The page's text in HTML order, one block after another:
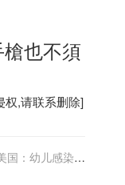
也不須
权,请联系删除]
国：幼儿感染奥